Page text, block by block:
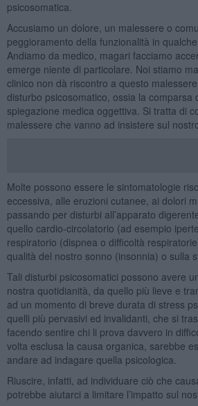
psicosomatica.
Accusiamo un dolore, un malessere o
peggioramento della funzionalità in
Andiamo da medico, magari facciamo
emerge niente di particolare. Noi stiamo
clinico non dà riscontro a questo
disturbo psicosomatico, ossia la comparsa
spiegazione medica oggettiva. Si tratta di
malessere che vanno ad insistere sul
Molte possono essere le sintomatologie
eccessiva, alle eruzioni cutanee, ai dolori
passando per disturbi all’apparato
quello cardio-circolatorio (ad esempio
respiratorio (dispnea o difficoltà
qualità del nostro sonno (insonnia) o sulla
Tali disturbi psicosomatici possono avere
nostra quotidianità, da quello più lieve e
ad un momento di breve durata di stress
quelli più pervasivi ed invalidanti, che si
facendo sentire chi li prova davvero in
volta esclusa la causa organica, sarebbe
andare ad indagare quella psicologica.
Riuscire, infatti, ad individuare ciò che
potrebbe aiutarci a limitare l’impatto sul